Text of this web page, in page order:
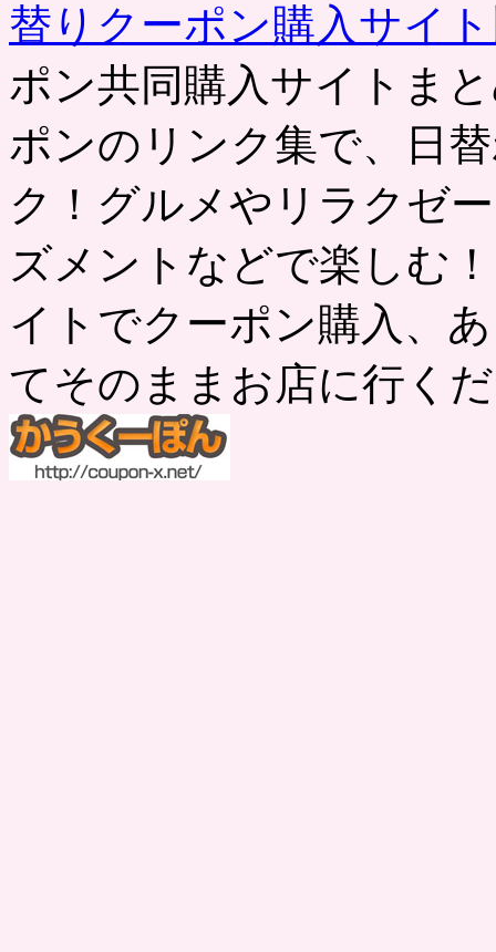
替りクーポン購入サイ
ポン共同購入サイトま
ポンのリンク集で、日
ク！グルメやリラクゼ
ズメントなどで楽しむ
イトでクーポン購入、
てそのままお店に行く